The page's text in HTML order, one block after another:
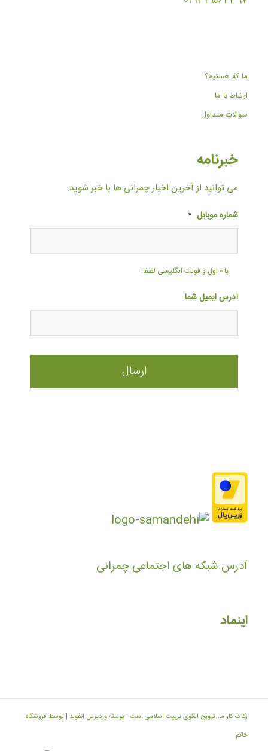
ما که هستیم؟
ارتباط با ما
سوالات متداول
خبرنامه
می توانید از آخرین اخبار چمرانی ها با خبر شوید:
شماره موبایل *
با ۰ اول و فونت انگلیسی لطفا!
آدرس ایمیل شما
آدرس شبکه های اجتماعی چمرانی
اینماد
زکات کار ما، ترویج الگوی تربیت اسلامی است -پوسته وردپرس انفولد | توسط فروشگاه
خاتم